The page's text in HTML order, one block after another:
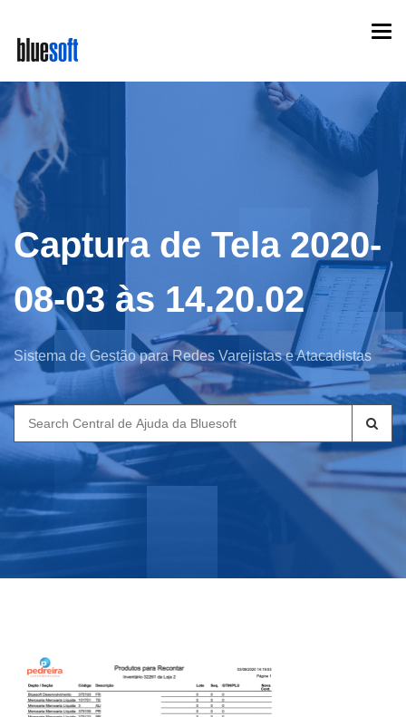
main
content
Captura de Tela 2020-
08-03 às 14.20.02
Sistema de Gestão para Redes Varejistas e Atacadistas
Search
for: